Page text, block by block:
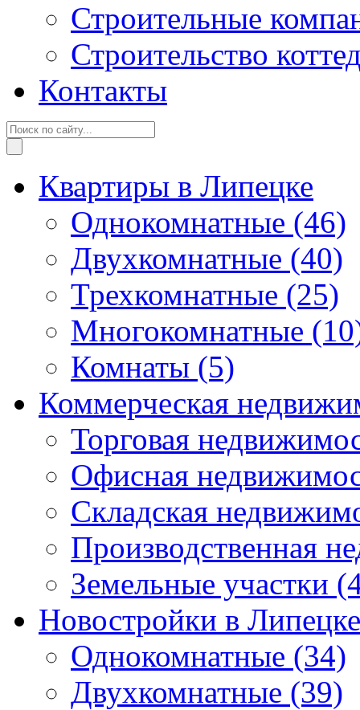
Строительные
Строительство
Контакты
Квартиры в Липецке
Однокомнатные (46)
Двухкомнатные (40)
Трехкомнатные (25)
Многокомнатные
Комнаты (5)
Коммерческая
Торговая
Офисная
Складская
Производственная
Земельные участки
Новостройки в Липецке
Однокомнатные (34)
Двухкомнатные (39)